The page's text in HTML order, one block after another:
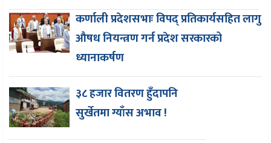
कर्णाली प्रदेशसभाः विपद् प्रतिकार्यसहित लागु
औषध नियन्त्रण गर्न प्रदेश सरकारको
ध्यानाकर्षण
३८ हजार वितरण हुँदापनि
सुर्खेतमा ग्याँस अभाव !